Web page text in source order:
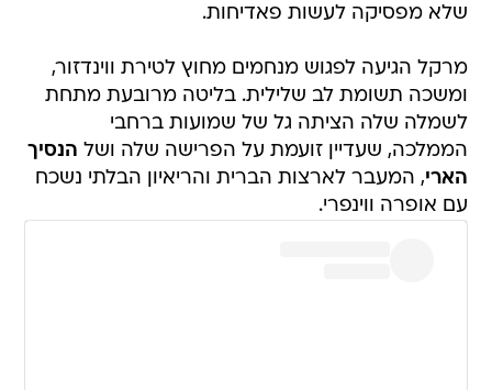
שלא מפסיקה לעשות פאדיחות.
מרקל הגיעה לפגוש מנחמים מחוץ לטירת ווינדזור,
ומשכה תשומת לב שלילית. בליטה מרובעת מתחת
לשמלה שלה הציתה גל של שמועות ברחבי
הממלכה, שעדיין זועמת על הפרישה שלה ושל הנסיך
הארי, המעבר לארצות הברית והריאיון הבלתי נשכח
עם אופרה ווינפרי.